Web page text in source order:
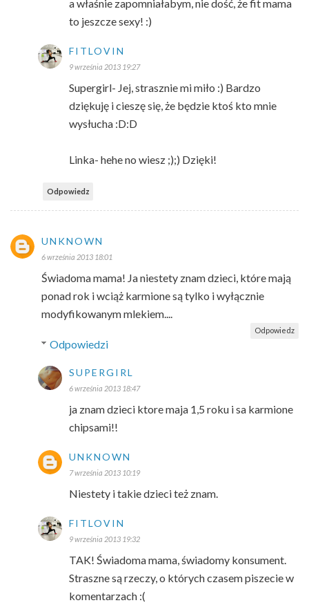
a właśnie zapomniałabym, nie dość, że fit mama
to jeszcze sexy! :)
FITLOVIN
9 września 2013 19:27
Supergirl- Jej, strasznie mi miło :) Bardzo
dziękuję i cieszę się, że będzie ktoś kto mnie
wysłucha :D:D
Linka- hehe no wiesz ;);) Dzięki!
Odpowiedz
UNKNOWN
6 września 2013 18:01
Świadoma mama! Ja niestety znam dzieci, które mają
ponad rok i wciąż karmione są tylko i wyłącznie
modyfikowanym mlekiem....
Odpowiedz
Odpowiedzi
SUPERGIRL
6 września 2013 18:47
ja znam dzieci ktore maja 1,5 roku i sa karmione
chipsami!!
UNKNOWN
7 września 2013 10:19
Niestety i takie dzieci też znam.
FITLOVIN
9 września 2013 19:32
TAK! Świadoma mama, świadomy konsument.
Straszne są rzeczy, o których czasem piszecie w
komentarzach :(